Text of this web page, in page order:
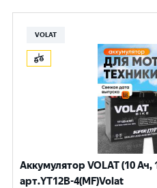
VOLAT
Аккумулятор VOLAT (10 Ач,
арт.YT12B-4(MF)Volat